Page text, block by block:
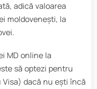
adică valoarea
moldovenești, la
MD online la
să optezi pentru
dacă nu ești încă